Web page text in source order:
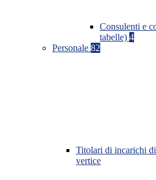
Consulenti e
tabelle) 4
Personale 82
Titolari di incarichi
vertice